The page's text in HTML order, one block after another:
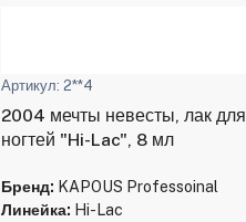
Артикул: 2**4
2004 мечты невесты, лак для
ногтей "Hi-Lac", 8 мл
Бренд: KAPOUS Professoinal
Линейка: Hi-Lac